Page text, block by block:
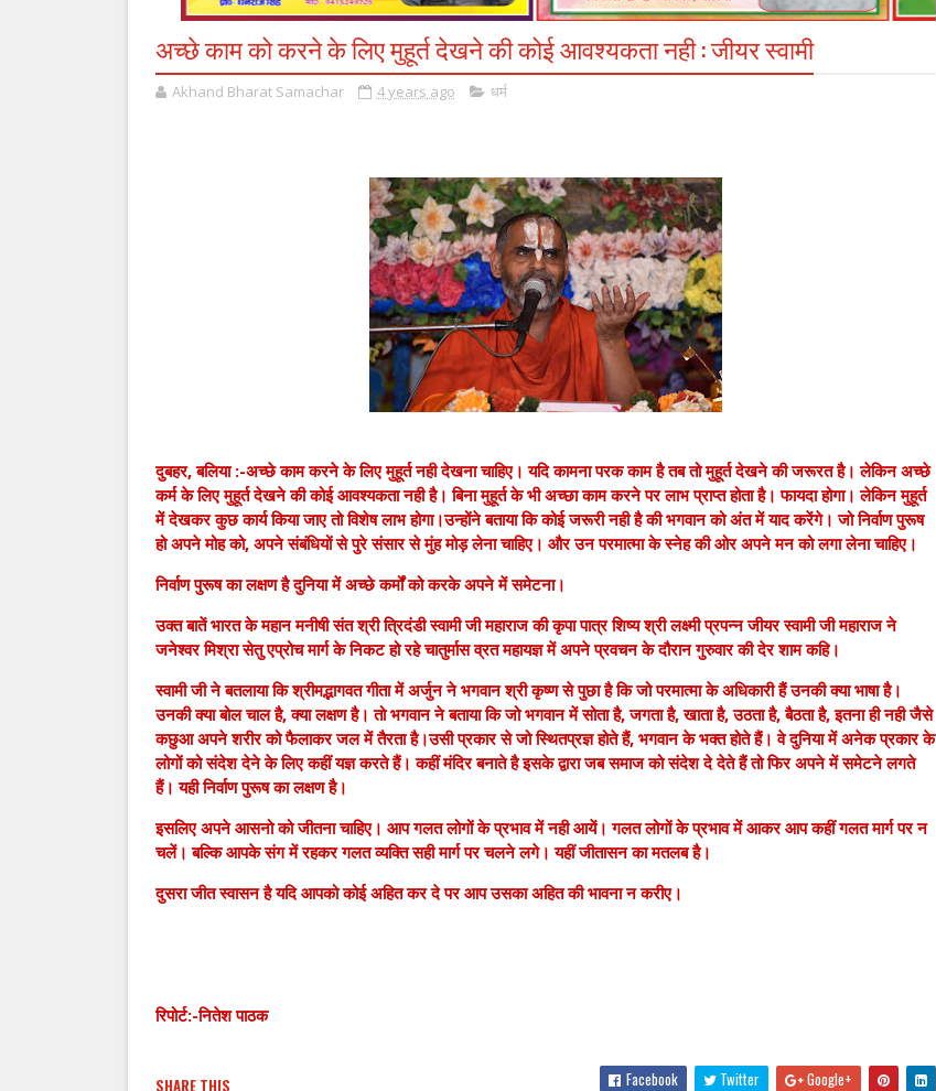
अच्छे काम को करने के लिए मुहूर्त देखने की कोई आवश्यकता नही : जीयर स्वामी
Akhand Bharat Samachar 4 years ago धर्म
दुबहर, बलिया :-अच्छे काम करने के लिए मुहूर्त नही देखना चाहिए। यदि कामना परक काम है तब तो मुहूर्त देखने की जरूरत है। लेकिन अच्छे
कर्म के लिए मुहूर्त देखने की कोई आवश्यकता नही है। बिना मुहूर्त के भी अच्छा काम करने पर लाभ प्राप्त होता है। फायदा होगा। लेकिन मुहूर्त
में देखकर कुछ कार्य किया जाए तो विशेष लाभ होगा।उन्होंने बताया कि कोई जरूरी नही है की भगवान को अंत में याद करेंगे। जो निर्वाण पुरूष
हो अपने मोह को, अपने संबंधियों से पुरे संसार से मुंह मोड़ लेना चाहिए। और उन परमात्मा के स्नेह की ओर अपने मन को लगा लेना चाहिए।
निर्वाण पुरूष का लक्षण है दुनिया में अच्छे कर्मों को करके अपने में समेटना।
उक्त बातें भारत के महान मनीषी संत श्री त्रिदंडी स्वामी जी महाराज की कृपा पात्र शिष्य श्री लक्ष्मी प्रपन्न जीयर स्वामी जी महाराज ने
जनेश्वर मिश्रा सेतु एप्रोच मार्ग के निकट हो रहे चातुर्मास व्रत महायज्ञ में अपने प्रवचन के दौरान गुरुवार की देर शाम कहि।
स्वामी जी ने बतलाया कि श्रीमद्भागवत गीता में अर्जुन ने भगवान श्री कृष्ण से पुछा है कि जो परमात्मा के अधिकारी हैं उनकी क्या भाषा है।
उनकी क्या बोल चाल है, क्या लक्षण है। तो भगवान ने बताया कि जो भगवान में सोता है, जगता है, खाता है, उठता है, बैठता है, इतना ही नही जैसे
कछुआ अपने शरीर को फैलाकर जल में तैरता है।उसी प्रकार से जो स्थितप्रज्ञ होते हैं, भगवान के भक्त होते हैं। वे दुनिया में अनेक प्रकार के
लोगों को संदेश देने के लिए कहीं यज्ञ करते हैं। कहीं मंदिर बनाते है इसके द्वारा जब समाज को संदेश दे देते हैं तो फिर अपने में समेटने लगते
हैं। यही निर्वाण पुरूष का लक्षण है।
इसलिए अपने आसनो को जीतना चाहिए। आप गलत लोगों के प्रभाव में नही आयें। गलत लोगों के प्रभाव में आकर आप कहीं गलत मार्ग पर न
चलें। बल्कि आपके संग में रहकर गलत व्यक्ति सही मार्ग पर चलने लगे। यहीं जीतासन का मतलब है।
दुसरा जीत स्वासन है यदि आपको कोई अहित कर दे पर आप उसका अहित की भावना न करीए।
रिपोर्ट:-नितेश पाठक
SHARE THIS Facebook Twitter Google+